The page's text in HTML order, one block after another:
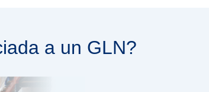
a un GLN?